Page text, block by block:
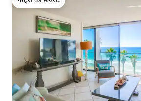
गेस्ट्स की फ़ेवरेट